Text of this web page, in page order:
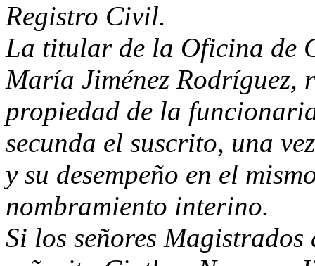
Registro Civil.
La titular de la Oficina de
María Jiménez Rodríguez,
propiedad de la
secunda el suscrito, una
y su desempeño en el
nombramiento interino.
Si los señores